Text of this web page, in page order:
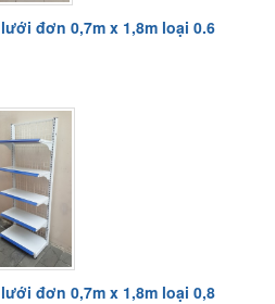
đơn 0,7m x 1,8m loại 0.6
đơn 0,7m x 1,8m loại 0,8